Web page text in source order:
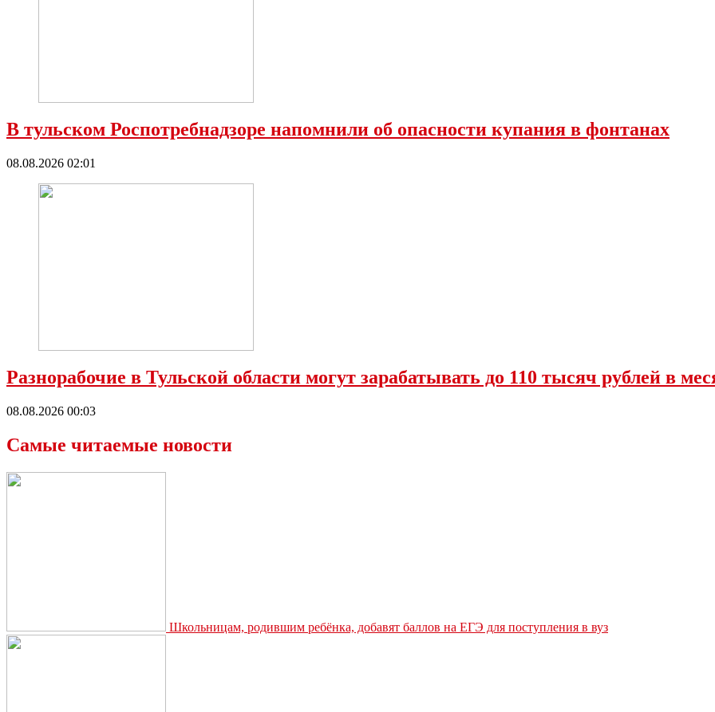
В тульском Роспотребнадзоре напомнили об опасности купания в фонтанах
08.08.2026 02:01
Разнорабочие в Тульской области могут зарабатывать до 110 тысяч рублей в
08.08.2026 00:03
Самые читаемые новости
Школьницам, родившим ребёнка, добавят баллов на ЕГЭ для поступления в вуз